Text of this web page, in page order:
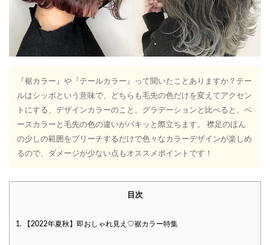
『裾カラー』や『テールカラー』って聞いたことありますか？テー
ルはシッポという意味で、どちらも毛先の色だけを変えてアクセン
トにする、デザインカラーのこと。グラデーションと比べると、ベ
ースカラーと毛先の色の違いがパキッと際立ちます。 襟足のほん
の少しの範囲をブリーチするだけで色々なカラーデザインが楽しめ
るので、ダメージが少ない点もオススメポイントです！
目次
1. 【2022年夏秋】即おしゃれ見え♡裾カラー特集